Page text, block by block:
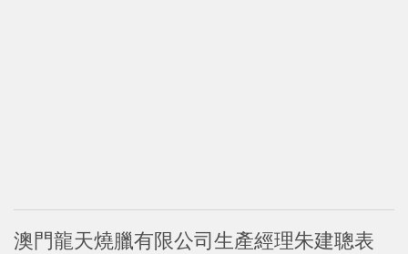
澳門龍天燒臘有限公司生產經理朱建聰表